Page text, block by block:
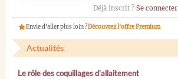
Déjà inscrit ? Se connecter
Envie d'aller plus loin ?Découvrez l'offre Premium
Actualités
Le rôle des coquillages d’allaitement